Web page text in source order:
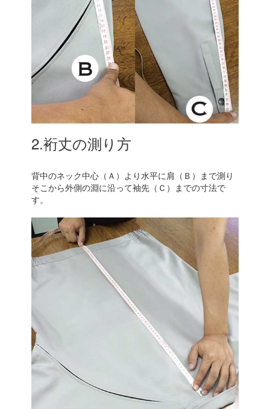
2.裄丈の測り方
背中のネック中心（Ａ）より水平に肩（Ｂ）まで測り
そこから外側の淵に沿って袖先（Ｃ）までの寸法で
す。